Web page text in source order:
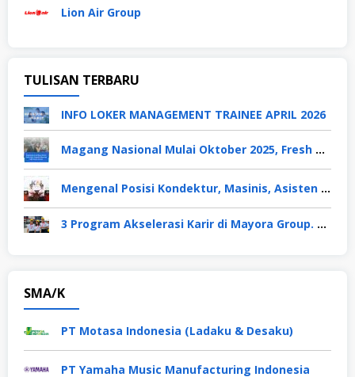
Lion Air Group
TULISAN TERBARU
INFO LOKER MANAGEMENT TRAINEE APRIL 2026
Magang Nasional Mulai Oktober 2025, Fresh Graduate Dapat Gaji UMP Selama 6 Bulan
Mengenal Posisi Kondektur, Masinis, Asisten PPKA, Pemeliharaan Sarana dan Prasarana, Polsuska (Polisi Khusus Kereta Api), di PT KAI
3 Program Akselerasi Karir di Mayora Group. Apa Saja? Berikut Penjelasannya
SMA/K
PT Motasa Indonesia (Ladaku & Desaku)
PT Yamaha Music Manufacturing Indonesia